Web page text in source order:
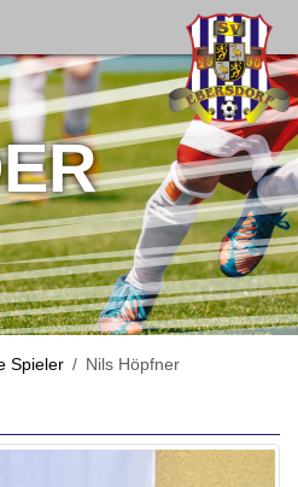
Spieler Nils Höpfner